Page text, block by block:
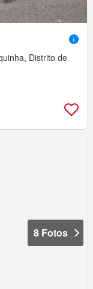
Distrito de
8 Fotos